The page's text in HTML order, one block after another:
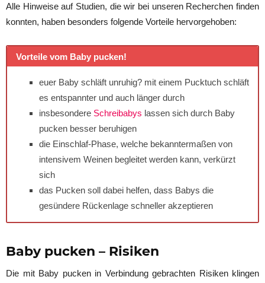
Alle Hinweise auf Studien, die wir bei unseren Recherchen finden
konnten, haben besonders folgende Vorteile hervorgehoben:
Vorteile vom Baby pucken!
euer Baby schläft unruhig? mit einem Pucktuch schläft
es entspannter und auch länger durch
insbesondere Schreibabys lassen sich durch Baby
pucken besser beruhigen
die Einschlaf-Phase, welche bekanntermaßen von
intensivem Weinen begleitet werden kann, verkürzt
sich
das Pucken soll dabei helfen, dass Babys die
gesündere Rückenlage schneller akzeptieren
Baby pucken – Risiken
Die mit Baby pucken in Verbindung gebrachten Risiken klingen